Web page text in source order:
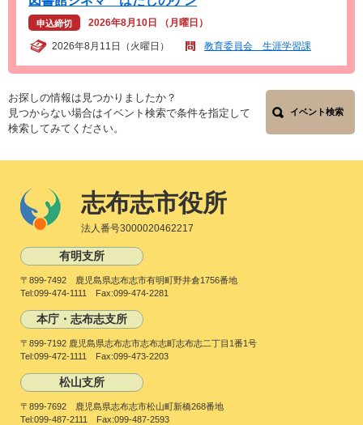
申込締切 2026年8月10日 （月曜日）
2026年8月11日（火曜日） 教育委員会 生涯学習課
お探しの情報は見つかりましたか？
見つからない場合はイベント検索で条件を指定して
検索してみてください。
イベント検索
志布志市役所
法人番号3000020462217
有明支所
〒899-7492 鹿児島県志布志市有明町野井倉1756番地
Tel:099-474-1111 Fax:099-474-2281
本庁・志布志支所
〒899-7192 鹿児島県志布志市志布志町志布志二丁目1番1号
Tel:099-472-1111 Fax:099-473-2203
松山支所
〒899-7692 鹿児島県志布志市松山町新橋268番地
Tel:099-487-2111 Fax:099-487-2593